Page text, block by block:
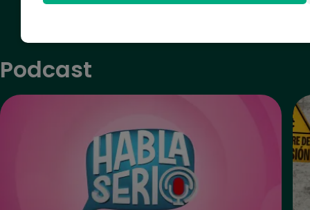
Copa Federación Sub-17
Podcast